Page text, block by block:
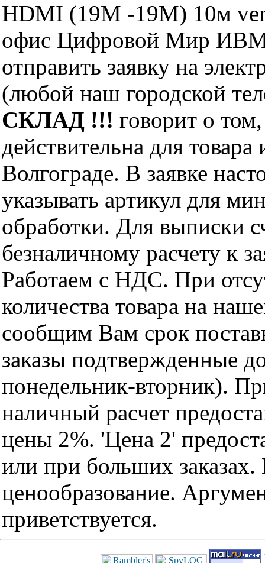
HDMI (19M -19M) 10м
офис Цифровой Мир ИВМ
отправить заявку на
(любой наш городской
СКЛАД !!! говорит о
действительна для
Волгограде. В заявке
указывать артикул для
обработки. Для выписки
безналичному расчету к
Работаем с НДС. При
количества товара на
сообщим Вам срок
заказы подтвержденные
понедельник-вторник).
наличный расчет
цены 2%. 'Цена 2'
или при больших
ценообразование.
приветствуется.